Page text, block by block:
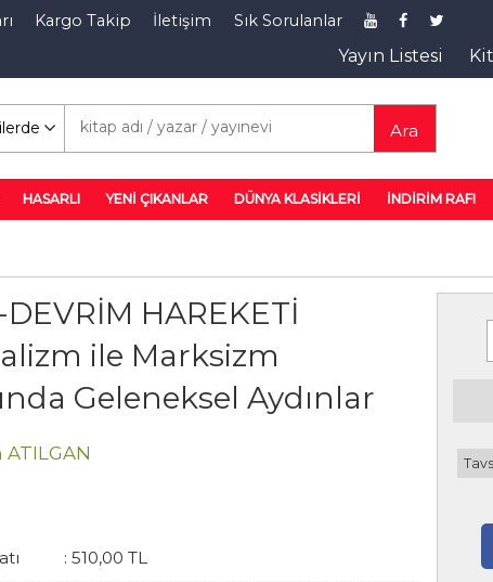
Kargo Takip İletişim Sık Sorulanlar
Yayın Listesi
Ara
HASARLI YENİ ÇIKANLAR DÜNYA KLASİKLERİ İNDİRİM RAFI
DEVRİM HAREKETİ
ile Marksizm
Geleneksel Aydınlar
:510,00 TL